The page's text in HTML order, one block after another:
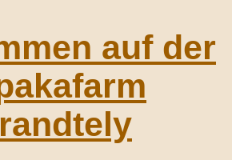
auf der